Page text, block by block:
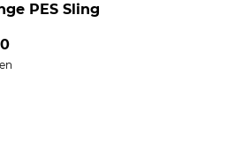
PES Sling